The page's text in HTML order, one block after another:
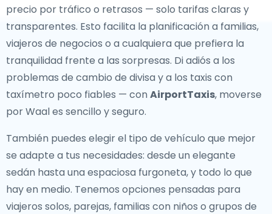
precio por tráfico o retrasos — solo tarifas claras y
transparentes. Esto facilita la planificación a familias,
viajeros de negocios o a cualquiera que prefiera la
tranquilidad frente a las sorpresas. Di adiós a los
problemas de cambio de divisa y a los taxis con
taxímetro poco fiables — con AirportTaxis, moverse
por Waal es sencillo y seguro.
También puedes elegir el tipo de vehículo que mejor
se adapte a tus necesidades: desde un elegante
sedán hasta una espaciosa furgoneta, y todo lo que
hay en medio. Tenemos opciones pensadas para
viajeros solos, parejas, familias con niños o grupos de